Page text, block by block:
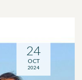
24
OCT
2024